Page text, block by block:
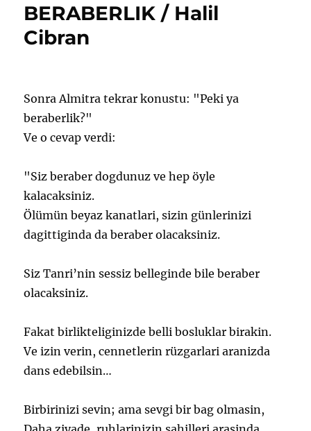
için
BERABERLIK / Halil
Cibran
Sonra Almitra tekrar konustu: "Peki ya
beraberlik?"
Ve o cevap verdi:
"Siz beraber dogdunuz ve hep öyle
kalacaksiniz.
Ölümün beyaz kanatlari, sizin günlerinizi
dagittiginda da beraber olacaksiniz.
Siz Tanri’nin sessiz belleginde bile beraber
olacaksiniz.
Fakat birlikteliginizde belli bosluklar birakin.
Ve izin verin, cennetlerin rüzgarlari aranizda
dans edebilsin…
Birbirinizi sevin; ama sevgi bir bag olmasin,